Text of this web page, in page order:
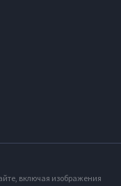
включая изображения